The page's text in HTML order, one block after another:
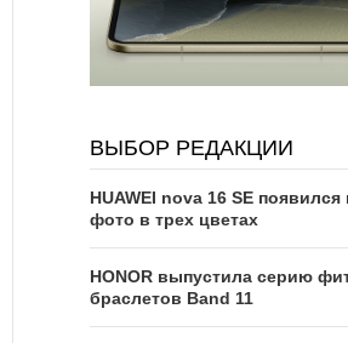
ВЫБОР РЕДАКЦИИ
HUAWEI nova 16 SE
фото в трех цветах
HONOR выпустила серию
браслетов Band 11